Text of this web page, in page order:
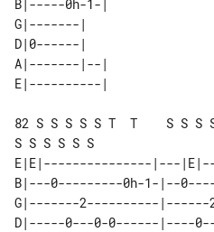
B|-----0h-1-|
G|-------|
D|0------|
A|-------|--|
82 S S S S S T  T    S S S
S S S S S S
E|E|---------------|---
B|---0---------0h-1-|--
G|-------2----------|------
D|-----0---0-0------|----